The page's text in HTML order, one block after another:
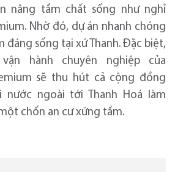
nâng tầm chất sống như nghỉ
Nhờ đó, dự án nhanh chóng
đáng sống tại xứ Thanh. Đặc biệt,
hành chuyên nghiệp của
sẽ thu hút cả cộng đồng
nước ngoài tới Thanh Hoá làm
chốn an cư xứng tầm.